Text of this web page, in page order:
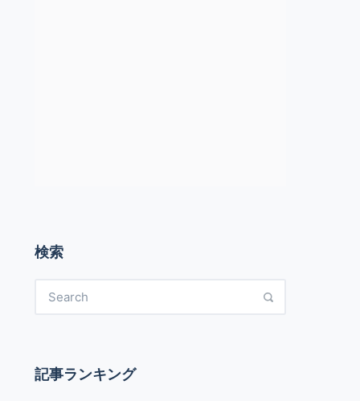
検索
記事ランキング